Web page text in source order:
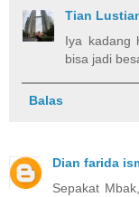
Tian
Iya kadang
bisa jadi
Balas
Dian farida
Sepakat